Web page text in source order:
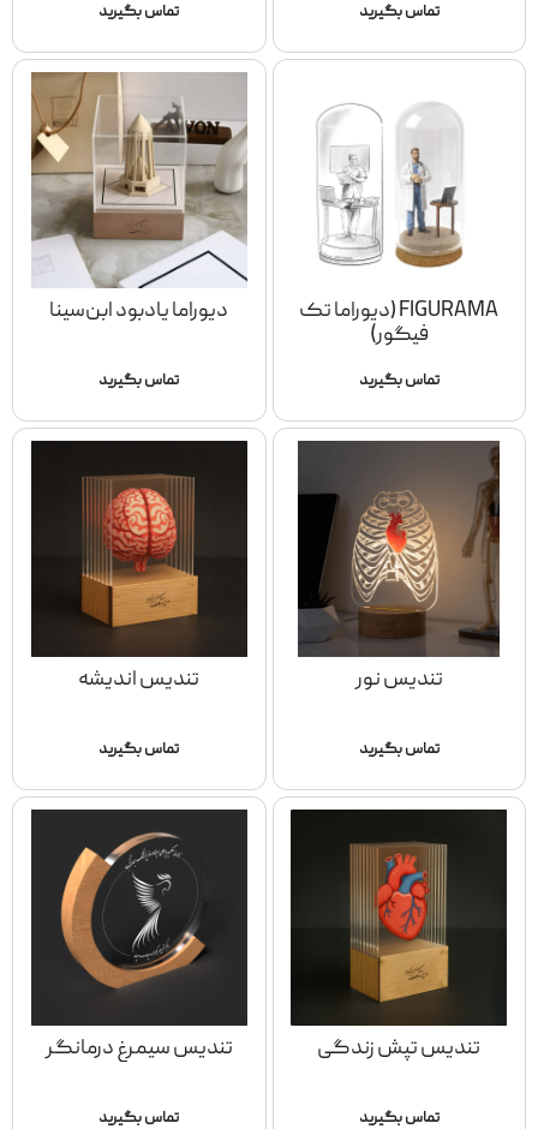
تماس بگیرید تماس بگیرید
FIGURAMA (دیوراما تک
فیگور)
تماس بگیرید
دیوراما یادبود ابن‌سینا
تماس بگیرید
تندیس نور
تماس بگیرید
تندیس اندیشه
تماس بگیرید
تندیس تپش زندگی
تماس بگیرید
تندیس سیمرغ درمانگر
تماس بگیرید